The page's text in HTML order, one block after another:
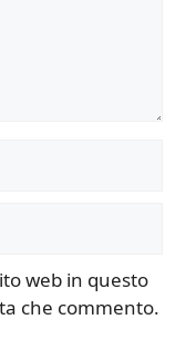
web in questo
che commento.